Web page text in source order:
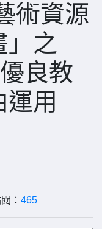
術資源
」之
良教
用
： 465